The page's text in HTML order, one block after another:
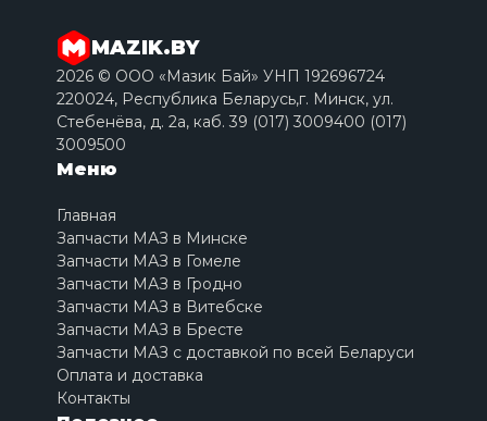
MAZIK.BY
2026 © ООО «Мазик Бай» УНП 192696724
220024, Республика Беларусь,г. Минск, ул.
Стебенёва, д. 2a, каб. 39 (017) 3009400 (017)
3009500
Меню
Главная
Запчасти МАЗ в Минске
Запчасти МАЗ в Гомеле
Запчасти МАЗ в Гродно
Запчасти МАЗ в Витебске
Запчасти МАЗ в Бресте
Запчасти МАЗ с доставкой по всей Беларуси
Оплата и доставка
Контакты